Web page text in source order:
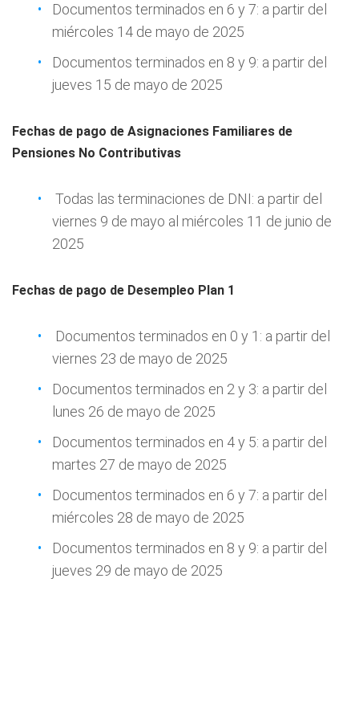
Documentos terminados en 6 y 7: a partir del
miércoles 14 de mayo de 2025
Documentos terminados en 8 y 9: a partir del
jueves 15 de mayo de 2025
Fechas de pago de Asignaciones Familiares de
Pensiones No Contributivas
Todas las terminaciones de DNI: a partir del
viernes 9 de mayo al miércoles 11 de junio de
2025
Fechas de pago de Desempleo Plan 1
Documentos terminados en 0 y 1: a partir del
viernes 23 de mayo de 2025
Documentos terminados en 2 y 3: a partir del
lunes 26 de mayo de 2025
Documentos terminados en 4 y 5: a partir del
martes 27 de mayo de 2025
Documentos terminados en 6 y 7: a partir del
miércoles 28 de mayo de 2025
Documentos terminados en 8 y 9: a partir del
jueves 29 de mayo de 2025